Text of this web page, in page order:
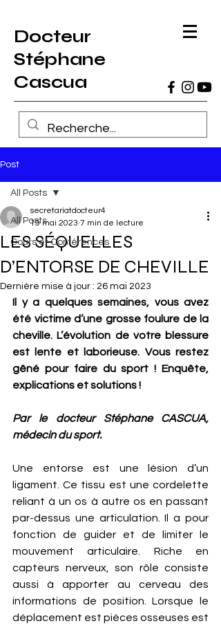
Docteur
Stéphane
Cascua
Post
All Posts
Cours et Conférences
All Posts
LES SÉQUELLES
D’ENTORSE DE CHEVILLE
secretariatdocteur4
19 mai 2023 7 min de lecture
Dernière mise à jour : 26 mai 2023
Il y a quelques semaines, vous avez
été victime d’une grosse foulure de la
cheville. L’évolution de votre blessure
est lente et laborieuse. Vous restez
gêné pour faire du sport ! Enquête,
explications et solutions !
Par le docteur Stéphane CASCUA,
médecin du sport.
Une entorse est une lésion d’un
ligament. Ce tissu est une cordelette
reliant à un os à autre os en passant
par-dessus une articulation. Il a pour
fonction de guider et de limiter le
mouvement articulaire. Riche en
capteurs nerveux, son rôle consiste
aussi à apporter au cerveau des
informations de position. Lorsque le
déplacement est pièces osseuses est